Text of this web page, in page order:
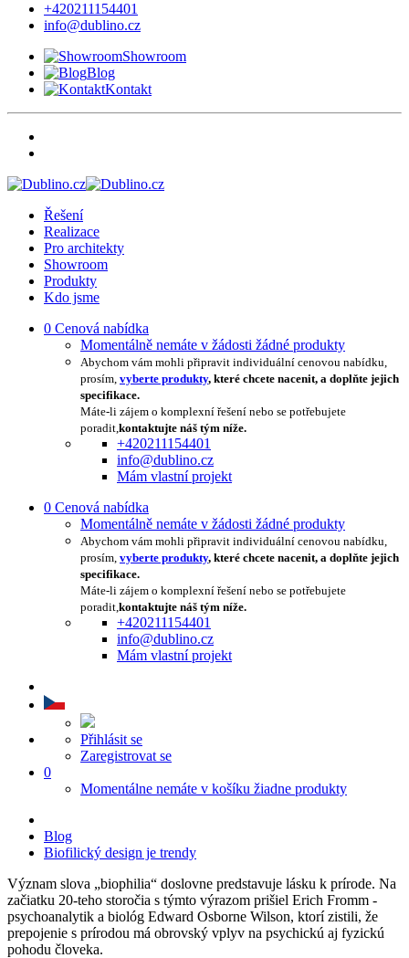
+420211154401
info@dublino.cz
Showroom
Blog
Kontakt
Řešení
Realizace
Pro architekty
Showroom
Produkty
Kdo jsme
0 Cenová nabídka
Momentálně nemáte v žádosti žádné produkty
Abychom vám mohli připravit individuální cenovou nabídku,
prosím, vyberte produkty, které chcete nacenit, a doplňte jejich
specifikace.
Máte-li zájem o komplexní řešení nebo se potřebujete
poradit,kontaktujte náš tým níže.
+420211154401
info@dublino.cz
Mám vlastní projekt
0 Cenová nabídka
Momentálně nemáte v žádosti žádné produkty
Abychom vám mohli připravit individuální cenovou nabídku,
prosím, vyberte produkty, které chcete nacenit, a doplňte jejich
specifikace.
Máte-li zájem o komplexní řešení nebo se potřebujete
poradit,kontaktujte náš tým níže.
+420211154401
info@dublino.cz
Mám vlastní projekt
Přihlásit se
Zaregistrovat se
0
Momentálne nemáte v košíku žiadne produkty
Blog
Biofilický design je trendy
Význam slova „biophilia“ doslovne predstavuje lásku k prírode. Na
začiatku 20-teho storočia s týmto výrazom prišiel Erich Fromm -
psychoanalytik a biológ Edward Osborne Wilson, ktorí zistili, že
prepojenie s prírodou má obrovský vplyv na psychickú aj fyzickú
pohodu človeka.